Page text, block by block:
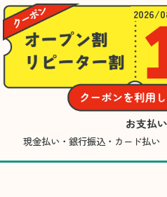
2026/
お支払
現金払い・銀行振込・カード払い